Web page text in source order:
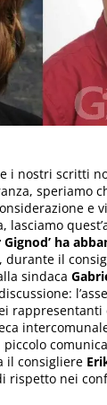
i nostri scritti
speriamo
e
lasciamo
ha
, durante il
sindaca
rappresentanti
piccolo
il consigliere
rispetto nei